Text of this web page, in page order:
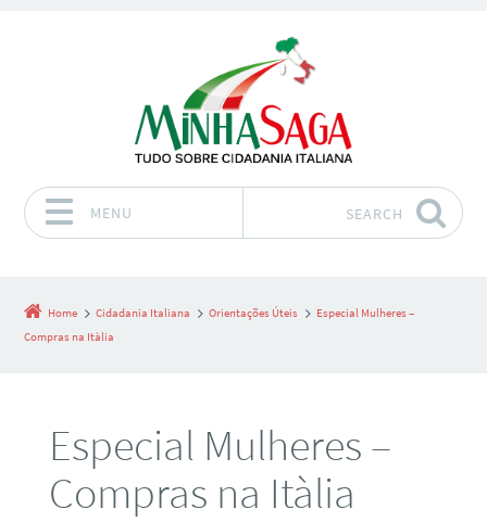
MENU SEARCH
Home Cidadania Italiana Orientações Úteis
Especial Mulheres –
Compras na Itàlia
Especial Mulheres –
Compras na Itàlia